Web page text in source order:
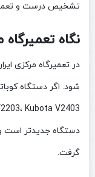
تشخیص درست و
نگاه تعمیرگاه
در تعمیرگاه مرکزی
گرفت.